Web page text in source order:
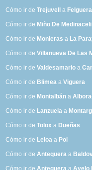
Cómo ir deTrejuvell a
Cómo ir de Miño De Medinaceli
Cómo ir de Monleras a La
Cómo ir deVillanueva De Las
Cómo ir deValdesamario a
Cómo ir de Blimea aViguera
Cómo ir de Montalbán a
Cómo ir de Lanzuela a
Cómo ir deTolox a Dueñas
Cómo ir de Leioa a Pol
Cómo ir deAntequera a